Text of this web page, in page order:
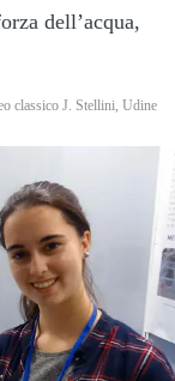
dell’acqua,
classico J. Stellini, Udine